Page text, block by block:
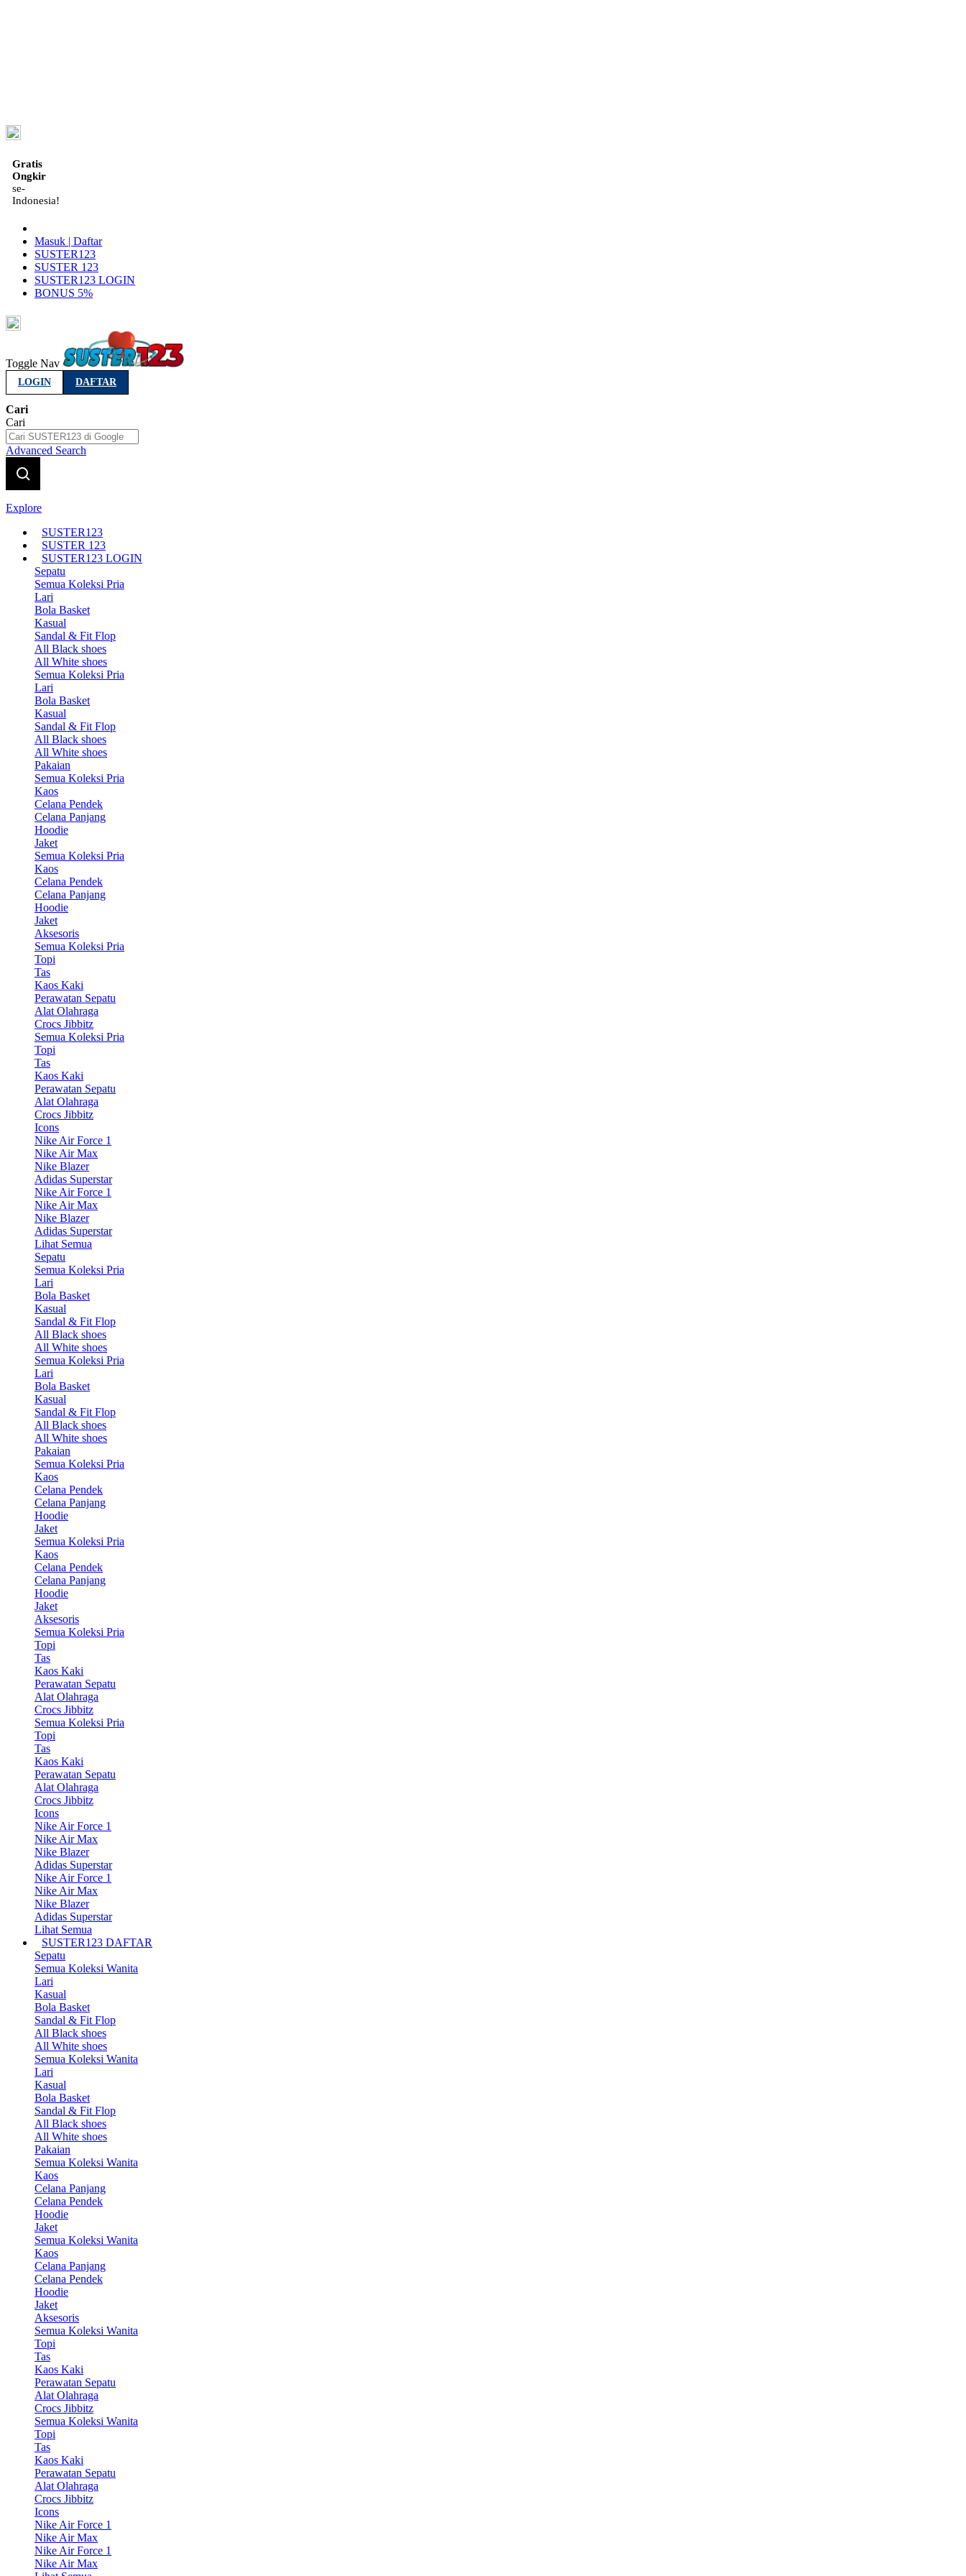
Gratis
Ongkir
se-
Indonesia!
Masuk | Daftar
SUSTER123
SUSTER 123
SUSTER123 LOGIN
BONUS 5%
Toggle Nav
LOGIN DAFTAR
Cari
Cari
Advanced Search
Explore
SUSTER123
SUSTER 123
SUSTER123 LOGIN
Sepatu
Semua Koleksi Pria
Lari
Bola Basket
Kasual
Sandal & Fit Flop
All Black shoes
All White shoes
Semua Koleksi Pria
Lari
Bola Basket
Kasual
Sandal & Fit Flop
All Black shoes
All White shoes
Pakaian
Semua Koleksi Pria
Kaos
Celana Pendek
Celana Panjang
Hoodie
Jaket
Semua Koleksi Pria
Kaos
Celana Pendek
Celana Panjang
Hoodie
Jaket
Aksesoris
Semua Koleksi Pria
Topi
Tas
Kaos Kaki
Perawatan Sepatu
Alat Olahraga
Crocs Jibbitz
Semua Koleksi Pria
Topi
Tas
Kaos Kaki
Perawatan Sepatu
Alat Olahraga
Crocs Jibbitz
Icons
Nike Air Force 1
Nike Air Max
Nike Blazer
Adidas Superstar
Nike Air Force 1
Nike Air Max
Nike Blazer
Adidas Superstar
Lihat Semua
Sepatu
Semua Koleksi Pria
Lari
Bola Basket
Kasual
Sandal & Fit Flop
All Black shoes
All White shoes
Semua Koleksi Pria
Lari
Bola Basket
Kasual
Sandal & Fit Flop
All Black shoes
All White shoes
Pakaian
Semua Koleksi Pria
Kaos
Celana Pendek
Celana Panjang
Hoodie
Jaket
Semua Koleksi Pria
Kaos
Celana Pendek
Celana Panjang
Hoodie
Jaket
Aksesoris
Semua Koleksi Pria
Topi
Tas
Kaos Kaki
Perawatan Sepatu
Alat Olahraga
Crocs Jibbitz
Semua Koleksi Pria
Topi
Tas
Kaos Kaki
Perawatan Sepatu
Alat Olahraga
Crocs Jibbitz
Icons
Nike Air Force 1
Nike Air Max
Nike Blazer
Adidas Superstar
Nike Air Force 1
Nike Air Max
Nike Blazer
Adidas Superstar
Lihat Semua
SUSTER123 DAFTAR
Sepatu
Semua Koleksi Wanita
Lari
Kasual
Bola Basket
Sandal & Fit Flop
All Black shoes
All White shoes
Semua Koleksi Wanita
Lari
Kasual
Bola Basket
Sandal & Fit Flop
All Black shoes
All White shoes
Pakaian
Semua Koleksi Wanita
Kaos
Celana Panjang
Celana Pendek
Hoodie
Jaket
Semua Koleksi Wanita
Kaos
Celana Panjang
Celana Pendek
Hoodie
Jaket
Aksesoris
Semua Koleksi Wanita
Topi
Tas
Kaos Kaki
Perawatan Sepatu
Alat Olahraga
Crocs Jibbitz
Semua Koleksi Wanita
Topi
Tas
Kaos Kaki
Perawatan Sepatu
Alat Olahraga
Crocs Jibbitz
Icons
Nike Air Force 1
Nike Air Max
Nike Air Force 1
Nike Air Max